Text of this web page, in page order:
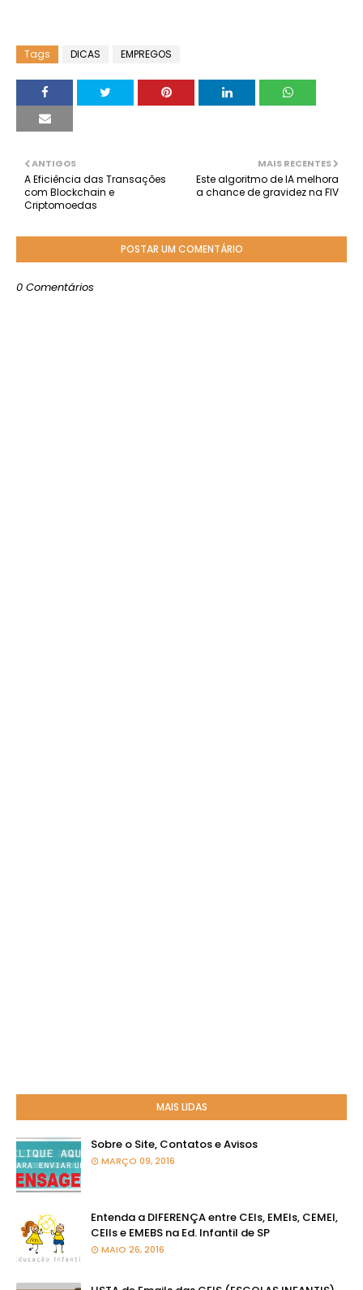
Tags DICAS EMPREGOS
MAIS RECENTES
Este algoritmo de IA melhora
a chance de gravidez na FIV
ANTIGOS
A Eficiência das Transações
com Blockchain e
Criptomoedas
POSTAR UM COMENTÁRIO
0 Comentários
MAIS LIDAS
Sobre o Site, Contatos e Avisos
MARÇO 09, 2016
Entenda a DIFERENÇA entre CEIs, EMEIs, CEMEI,
CEIIs e EMEBS na Ed. Infantil de SP
MAIO 26, 2016